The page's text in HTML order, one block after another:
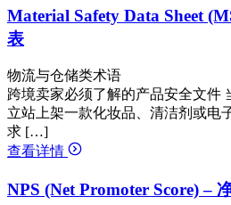
Material Safety Data Sheet
表
物流与仓储类术语
跨境卖家必须了解的产品安全文件
立站上架一款化妆品、清洁剂或电
求 […]
查看详情
NPS (Net Promoter Score) –